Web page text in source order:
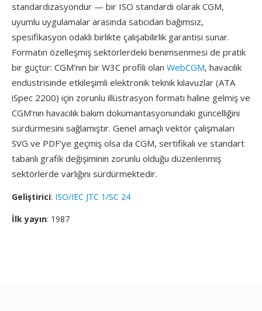
standardizasyondur — bir ISO standardı olarak CGM,
uyumlu uygulamalar arasında satıcıdan bağımsız,
spesifikasyon odaklı birlikte çalışabilirlik garantisi sunar.
Formatın özelleşmiş sektörlerdeki benimsenmesi de pratik
bir güçtür: CGM'nın bir W3C profili olan WebCGM, havacılık
endüstrisinde etkileşimli elektronik teknik kılavuzlar (ATA
iSpec 2200) için zorunlu illüstrasyon formatı haline gelmiş ve
CGM'nın havacılık bakım dokümantasyonundaki güncelliğini
sürdürmesini sağlamıştır. Genel amaçlı vektör çalışmaları
SVG ve PDF'ye geçmiş olsa da CGM, sertifikalı ve standart
tabanlı grafik değişiminin zorunlu olduğu düzenlenmiş
sektörlerde varlığını sürdürmektedir.
Geliştirici: ISO/IEC JTC 1/SC 24
İlk yayın: 1987